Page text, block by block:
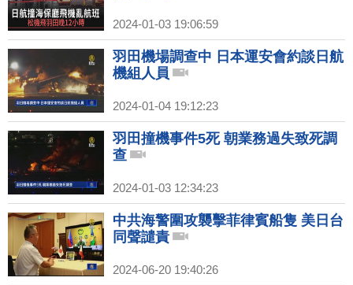
2024-01-03 19:06:59
羽田機場調查中 日本運安會約談日航
機組人員
2024-01-04 19:12:23
羽田撞機事件5死 朝業務過失致死調
查
2024-01-03 12:34:23
中共海警圍攻襲擊菲律賓船隻 美日台
同聲譴責
2024-06-20 19:40:26